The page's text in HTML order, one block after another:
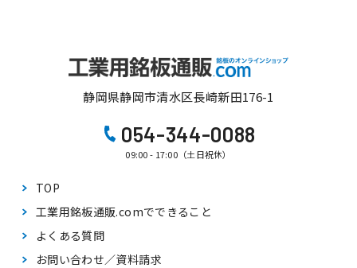
静岡県静岡市清水区長崎新田176-1
054-344-0088
09:00 - 17:00（土日祝休）
TOP
工業用銘板通販.comでできること
よくある質問
お問い合わせ／資料請求